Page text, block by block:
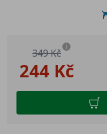
244 Kč
349 Kč i